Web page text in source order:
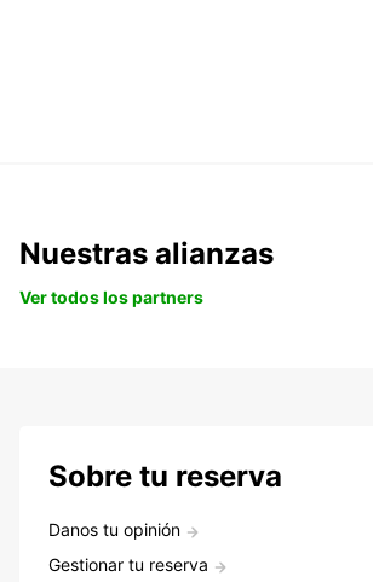
Nuestras alianzas
Ver todos los partners
Sobre tu reserva
Danos tu opinión
Gestionar tu reserva